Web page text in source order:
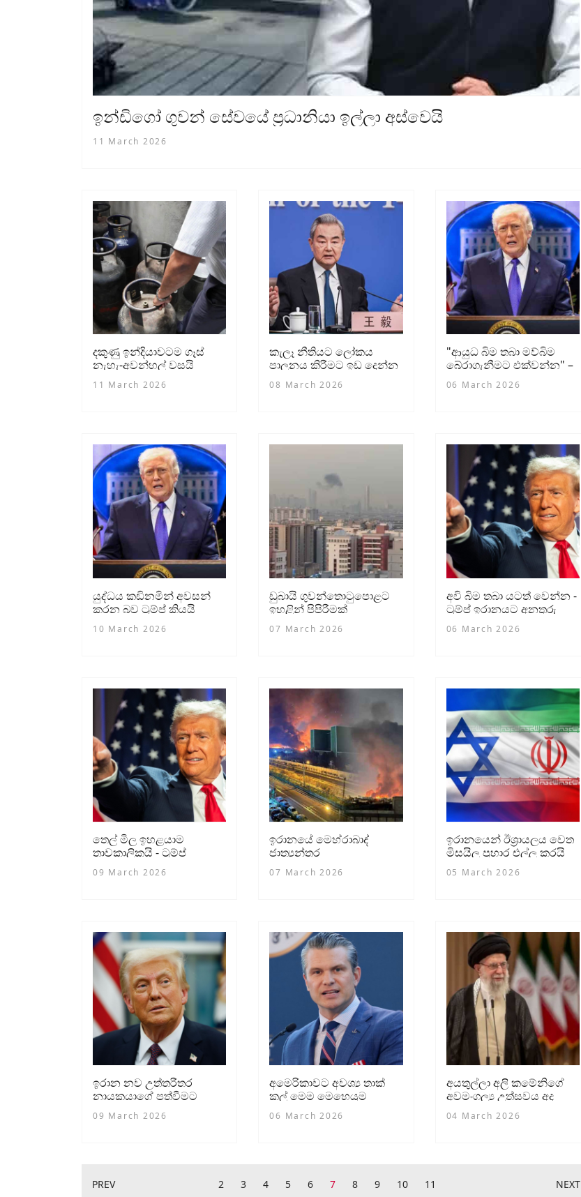
ඉන්ඩිගෝ ගුවන් සේවයේ ප්‍රධානියා ඉල්ලා අස්වෙයි
11 March 2026
දකුණු ඉන්දියාවටම ගෑස්
නැහැ-අවන්හල් වසයි
11 March 2026
කැලෑ නීතියට ලෝකය
පාලනය කිරීමට ඉඩ දෙන්න
බෑ - චීනයෙන් දැඩි
ප්‍රකාශයක්
08 March 2026
"ආයුධ බිම තබා මව්බිම
බේරාගැනීමට එක්වන්න" –
ඇමරිකානු ජනාධිපති
ට්‍රම්ප්ගෙන් ඉරාන ආරක්ෂක
06 March 2026
යුද්ධය කඩිනමින් අවසන්
කරන බව ට්‍රම්ප් කියයි
10 March 2026
ඩුබායි ගුවන්තොටුපොළට
ඉහළින් පිපිරීමක්
07 March 2026
අවි බිම තබා යටත් වෙන්න -
ට්‍රම්ප් ඉරානයට අනතුරු
අඟවයි
06 March 2026
තෙල් මිල ඉහළයාම
තාවකාලිකයි - ට්‍රම්ප්
09 March 2026
ඉරානයේ මෙහ්රාබාද්
ජාත්‍යන්තර
ගුවන්තොටුපොළේ විශාල
පිපිරීමක්
07 March 2026
ඉරානයෙන් ඊශ්‍රායලය වෙත
මිසයිල ප්‍රහාර එල්ල කරයි
05 March 2026
ඉරාන නව උත්තරීතර
නායකයාගේ පත්වීමට
ට්‍රම්ප්ගේ අප්‍රසාදය
09 March 2026
අමෙරිකාවට අවශ්‍ය තාක්
කල් මෙම මෙහෙයුම
පවත්වාගෙන යන්න පුළුවන්
- අමෙරිකානු ආරක්ෂක
06 March 2026
අයතුල්ලා අලි කමේනිගේ
අවමංගල්‍ය උත්සවය අද
04 March 2026
PREV 2 3 4 5 6 7 8 9 10 11 NEXT